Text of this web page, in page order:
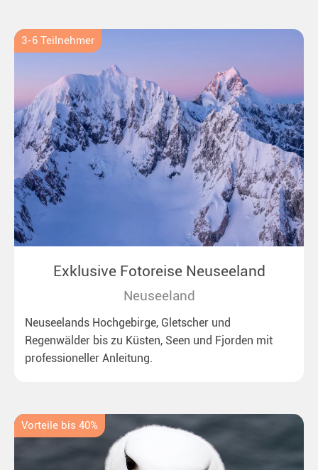
3-6 Teilnehmer
Exklusive Fotoreise Neuseeland
Neuseeland
Neuseelands Hochgebirge, Gletscher und
Regenwälder bis zu Küsten, Seen und Fjorden mit
professioneller Anleitung.
Vorteile bis 40%